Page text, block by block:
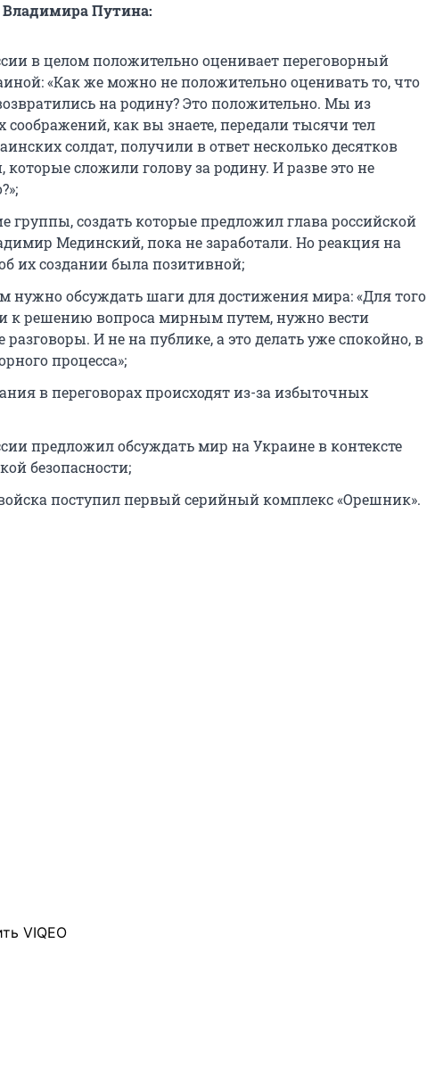
Владимира Путина:
в целом положительно оценивает переговорный
«Как же можно не положительно оценивать то, что
на родину? Это положительно. Мы из
как вы знаете, передали тысячи тел
солдат, получили в ответ несколько десятков
сложили голову за родину. И разве это не
группы, создать которые предложил глава российской
Мединский, пока не заработали. Но реакция на
их создании была позитивной;
нужно обсуждать шаги для достижения мира: «Для того
к решению вопроса мирным путем, нужно вести
разговоры. И не на публике, а это делать уже спокойно, в
процесса»;
в переговорах происходят из-за избыточных
предложил обсуждать мир на Украине в контексте
безопасности;
поступил первый серийный комплекс «Орешник».
VIQEO